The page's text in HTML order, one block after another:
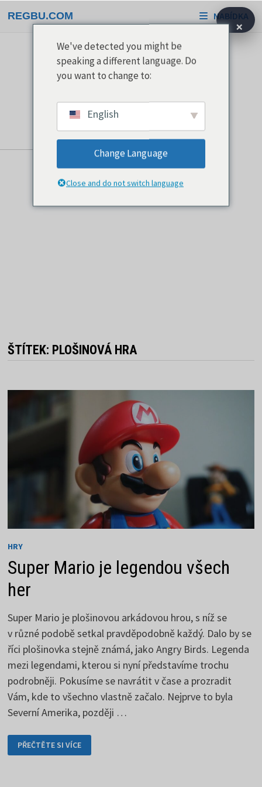
na
REGBU.COM NABÍDKA
ŠTÍTEK: PLOŠINOVÁ HRA
HRY
Super Mario je legendou všech
her
Super Mario je plošinovou arkádovou hrou, s níž se
v různé podobě setkal pravděpodobně každý. Dalo by se
říci plošinovka stejně známá, jako Angry Birds. Legenda
mezi legendami, kterou si nyní představíme trochu
podrobněji. Pokusíme se navrátit v čase a prozradit
Vám, kde to všechno vlastně začalo. Nejprve to byla
Severní Amerika, později …
SUPER
MARIO
JE
PŘEČTĚTE SI VÍCE
×
We've detected you might be
speaking a different language. Do
you want to change to:
English
Change Language
Close and do not switch language